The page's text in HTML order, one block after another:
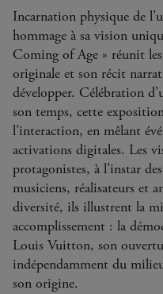
Incarnation physique de
hommage à sa vision
Coming of Age » réunit
originale et son récit
développer. Célébration
son temps, cette
l’interaction, en mêlant
activations digitales. Les
protagonistes, à l’instar
musiciens, réalisateurs et
diversité, ils illustrent la
accomplissement : la
Louis Vuitton, son
indépendamment du
son origine.